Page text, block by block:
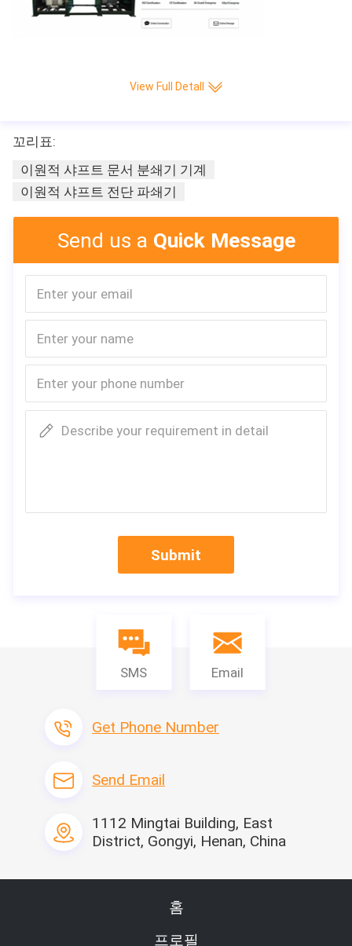
산업적 두배 샤프트 과중한 업무는 드럼 금속
분쇄기 문서 분쇄기 기계를 재활용하는 지스러
기 금속을 사용했습니다
주로 블레이드 그룹, 베어링 박
스, 박스 지지체, 피딩 시스템, 전원 시스템, 전기적인
View Full Detall
꼬리표:
이원적 샤프트 문서 분쇄기 기계
이원적 샤프트 전단 파쇄기
Send us a Quick Message
Describe your requirement in detail
Submit
SMS Email
Get Phone Number
Send Email
1112 Mingtai Building, East
District, Gongyi, Henan, China
홈
프로필